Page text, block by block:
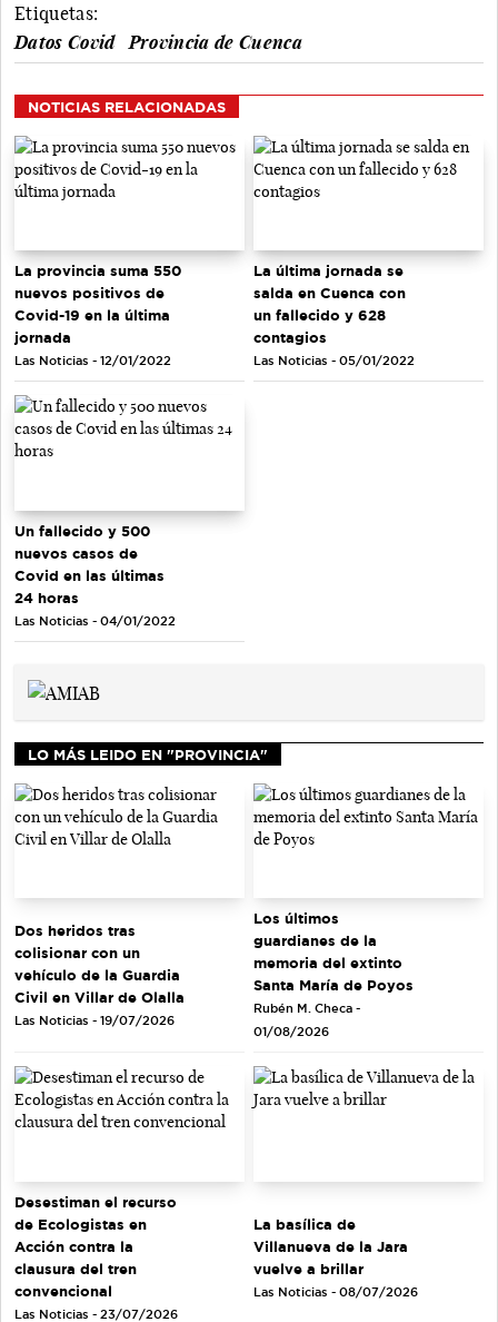
Etiquetas:
Datos Covid
Provincia de Cuenca
NOTICIAS RELACIONADAS
La provincia suma 550
nuevos positivos de
Covid-19 en la última
jornada
Las Noticias - 12/01/2022
La última jornada se
salda en Cuenca con
un fallecido y 628
contagios
Las Noticias - 05/01/2022
Un fallecido y 500
nuevos casos de
Covid en las últimas
24 horas
Las Noticias - 04/01/2022
LO MÁS LEIDO EN "PROVINCIA"
Dos heridos tras
colisionar con un
vehículo de la Guardia
Civil en Villar de Olalla
Las Noticias - 19/07/2026
Los últimos
guardianes de la
memoria del extinto
Santa María de Poyos
Rubén M. Checa -
01/08/2026
Desestiman el recurso
de Ecologistas en
Acción contra la
clausura del tren
convencional
Las Noticias - 23/07/2026
La basílica de
Villanueva de la Jara
vuelve a brillar
Las Noticias - 08/07/2026